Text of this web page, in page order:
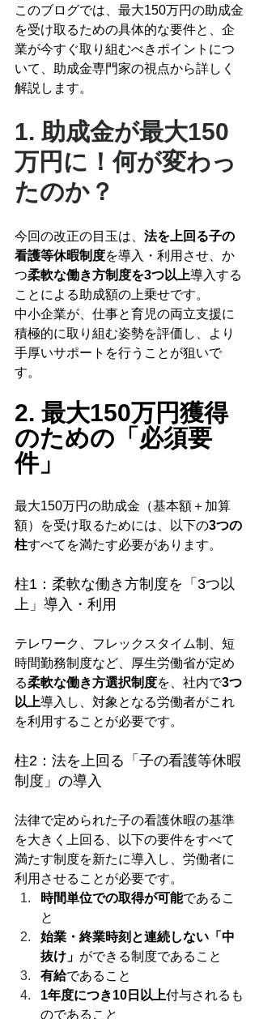
このブログでは、最大150万円の助成金
を受け取るための具体的な要件と、企
業が今すぐ取り組むべきポイントにつ
いて、助成金専門家の視点から詳しく
解説します。
1. 助成金が最大150
万円に！何が変わっ
たのか？
今回の改正の目玉は、 法を上回る子の
看護等休暇制度を導入・利用させ、か
つ柔軟な働き方制度を3つ以上導入する
ことによる助成額の上乗せです。
中小企業が、仕事と育児の両立支援に
積極的に取り組む姿勢を評価し、より
手厚いサポートを行うことが狙いで
す。
2. 最大150万円獲得
のための「必須要
件」
最大150万円の助成金（基本額＋加算
額）を受け取るためには、以下の3つの
柱すべてを満たす必要があります。
柱1：柔軟な働き方制度を「3つ以
上」導入・利用
テレワーク、フレックスタイム制、短
時間勤務制度など、厚生労働省が定め
る柔軟な働き方選択制度を、社内で3つ
以上導入し、対象となる労働者がこれ
を利用することが必要です。
柱2：法を上回る「子の看護等休暇
制度」の導入
法律で定められた子の看護休暇の基準
を大きく上回る、以下の要件をすべて
満たす制度を新たに導入し、労働者に
利用させることが必要です。
時間単位での取得が可能であるこ
と
始業・終業時刻と連続しない「中
抜け」 ができる制度であること
有給であること
1年度につき10日以上付与されるも
のであること